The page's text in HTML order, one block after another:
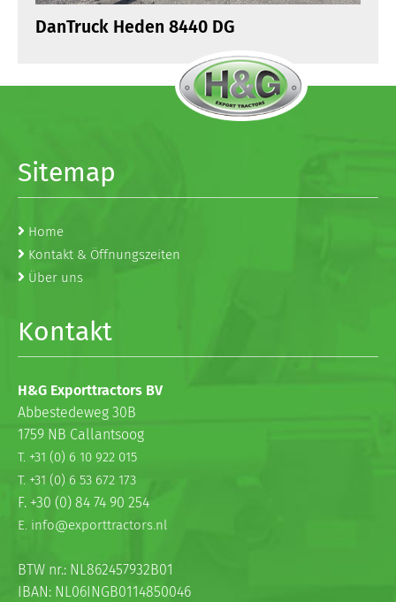
DanTruck Heden 8440 DG
Sitemap
Home
Kontakt & Öffnungszeiten
Über uns
Kontakt
H&G Exporttractors BV
Abbestedeweg 30B
1759 NB Callantsoog
T. +31 (0) 6 10 922 015
T. +31 (0) 6 53 672 173
F. +30 (0) 84 74 90 254
E. info@exporttractors.nl
BTW nr.: NL862457932B01
IBAN: NL06INGB0114850046